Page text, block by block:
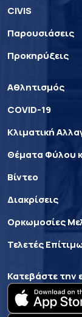
CIVIS
Παρουσιάσεις
Προκηρύξεις
Αθλητισμός
COVID-19
Κλιματική
Θέματα Φύλου
Βίντεο
Διακρίσεις
Ορκωμοσίες
Τελετές
Κατεβάστε την